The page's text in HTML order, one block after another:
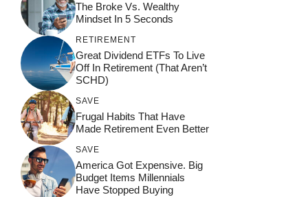
The Broke Vs. Wealthy
Mindset In 5 Seconds
RETIREMENT
Great Dividend ETFs To Live
Off In Retirement (That Aren’t
SCHD)
SAVE
Frugal Habits That Have
Made Retirement Even Better
SAVE
America Got Expensive. Big
Budget Items Millennials
Have Stopped Buying